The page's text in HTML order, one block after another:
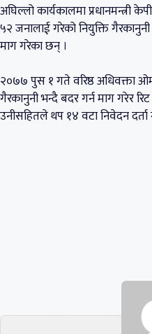
अघिल्लो कार्यकालमा
५२ जनालाई गरेको नियुक्ति
माग गरेका छन् ।
२०७७ पुस १ गते वरिष्ठ अधिवक्ता
गैरकानुनी भन्दै बदर गर्न माग गरेर
उनीसहितले थप १४ वटा निवेदन दर्ता